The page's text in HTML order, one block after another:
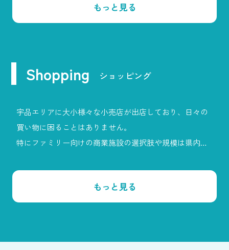
また、県立広島大学広島キャンパスや都市学園大学等の
教育機関があることから「文教エリア」の側面も併せ持
もっと見る
Shopping ショッピング
宇品エリアに大小様々な小売店が出店しており、日々の
買い物に困ることはありません。
特にファミリー向けの商業施設の選択肢や規模は県内屈
もっと見る